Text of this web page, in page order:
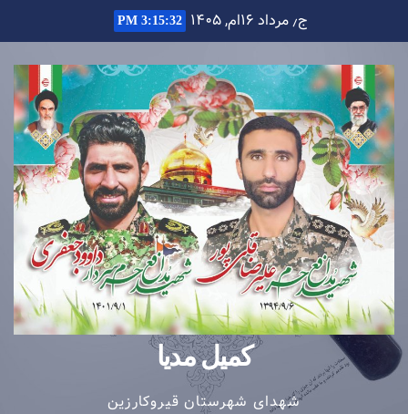
to
content
ج٫ مرداد ۱۶ام, ۱۴۰۵ 3:15:32 PM
کمیل مدیا
شهدای شهرستان قیروکارزین